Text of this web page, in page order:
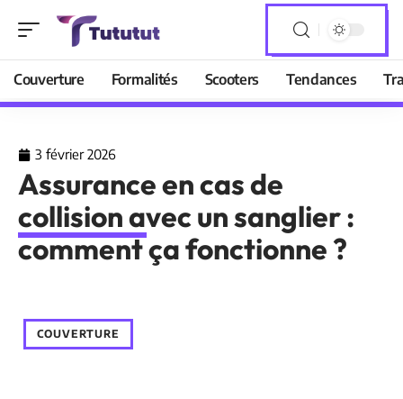
Couverture Formalités Scooters Tendances
3 février 2026
Assurance en cas de
collision avec un sanglier :
comment ça fonctionne ?
COUVERTURE